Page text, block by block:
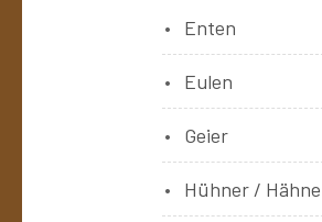
Enten
Eulen
Geier
Hühner / Hähne